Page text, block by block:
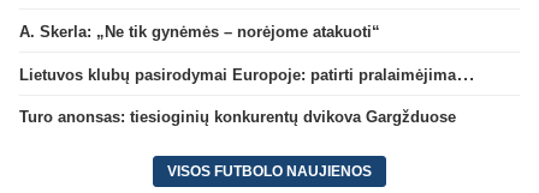
A. Skerla: „Ne tik gynėmės – norėjome atakuoti“
Lietuvos klubų pasirodymai Europoje: patirti pralaimėjimai Kroatijos atstovams
Turo anonsas: tiesioginių konkurentų dvikova Gargžduose
VISOS FUTBOLO NAUJIENOS